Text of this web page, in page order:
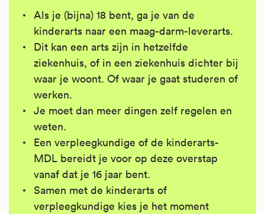
Als je (bijna) 18 bent, ga je van de
kinderarts naar een maag-darm-leverarts.
Dit kan een arts zijn in hetzelfde
ziekenhuis, of in een ziekenhuis dichter bij
waar je woont. Of waar je gaat studeren of
werken.
Je moet dan meer dingen zelf regelen en
weten.
Een verpleegkundige of de kinderarts-
MDL bereidt je voor op deze overstap
vanaf dat je 16 jaar bent.
Samen met de kinderarts of
verpleegkundige kies je het moment